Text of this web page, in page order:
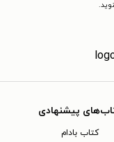
پیشنهادی
کتاب بادام